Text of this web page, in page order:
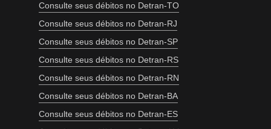
Consulte seus débitos no Detran-TO
Consulte seus débitos no Detran-RJ
Consulte seus débitos no Detran-SP
Consulte seus débitos no Detran-RS
Consulte seus débitos no Detran-RN
Consulte seus débitos no Detran-BA
Consulte seus débitos no Detran-ES